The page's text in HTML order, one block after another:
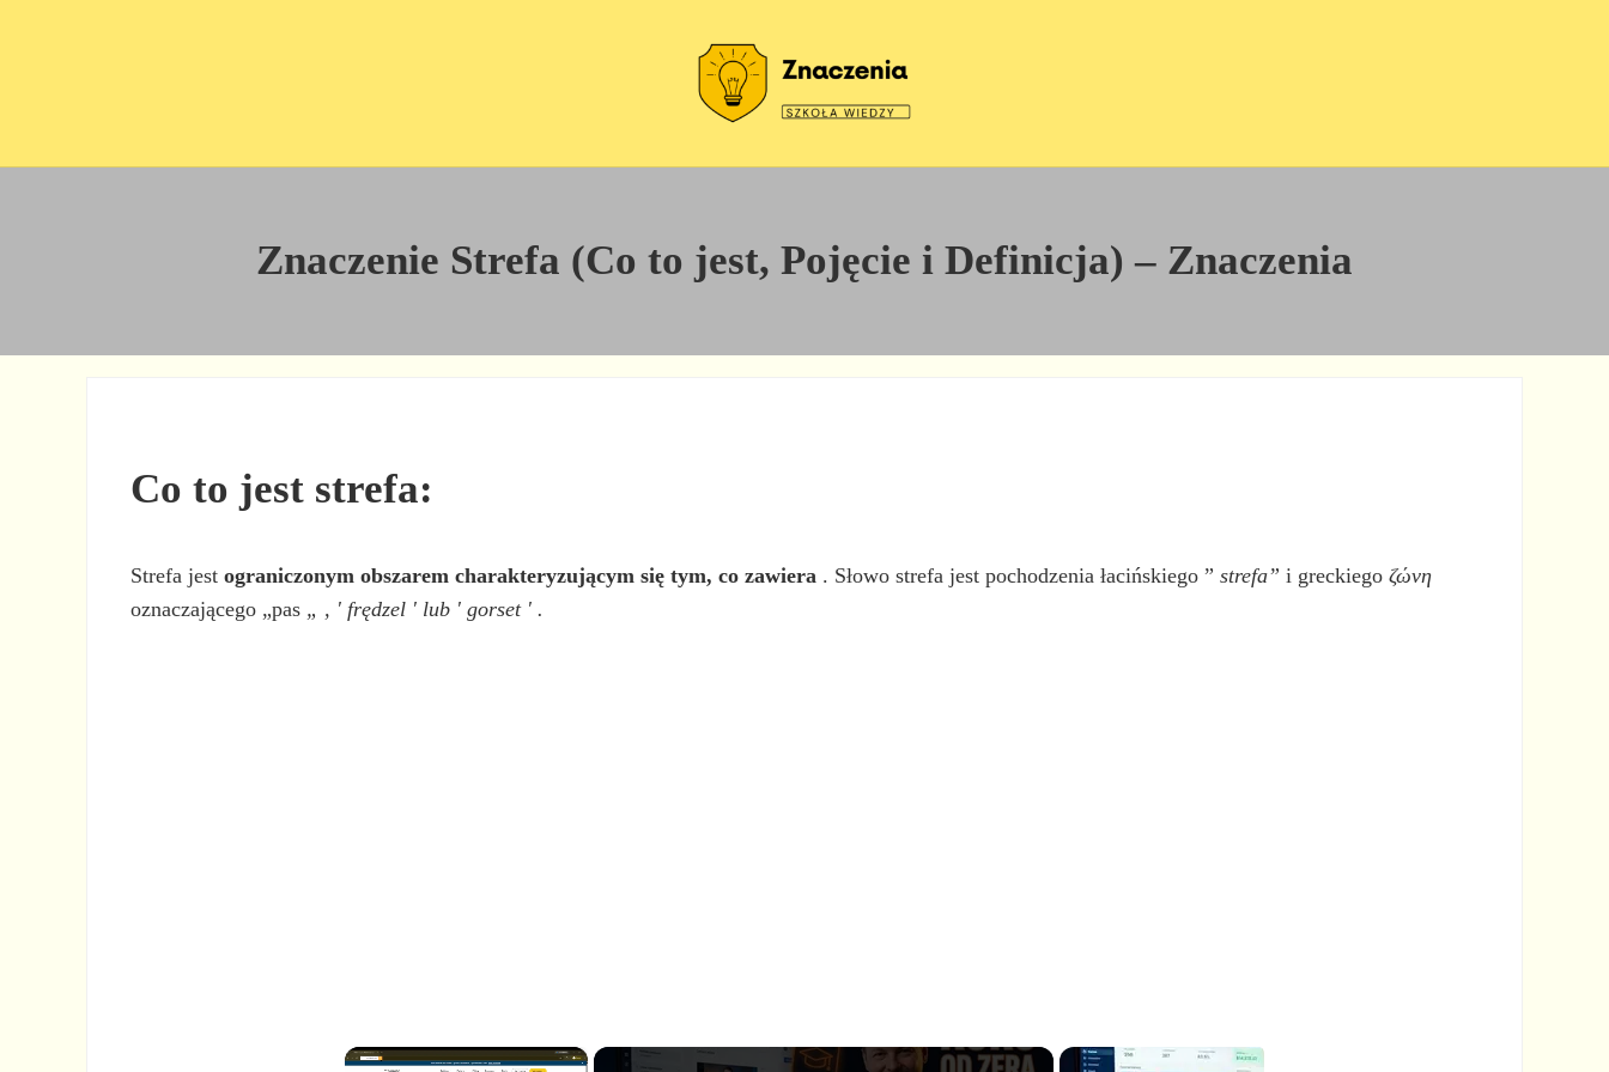
Znaczenie Strefa (Co to jest, Pojęcie i Definicja) – Znaczenia
Co to jest strefa:
Strefa jestograniczonym obszarem charakteryzującym się tym, co zawiera . Słowo strefa jest pochodzenia łacińskiego ”strefa” i greckiegoζώνη
oznaczającego „pas „ , ' frędzel ' lub ' gorset ' .
×